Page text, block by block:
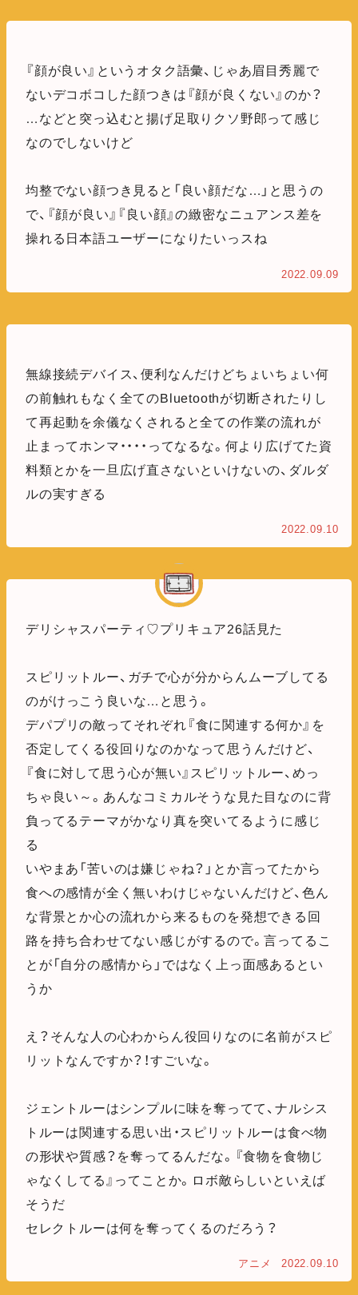
『顔が良い』というオタク語彙、じゃあ眉目秀麗で
ないデコボコした顔つきは『顔が良くない』のか？
…などと突っ込むと揚げ足取りクソ野郎って感じ
なのでしないけど
均整でない顔つき見ると「良い顔だな…」と思うの
で、『顔が良い』『良い顔』の緻密なニュアンス差を
操れる日本語ユーザーになりたいっスね
2022.09.09
無線接続デバイス、便利なんだけどちょいちょい何
の前触れもなく全てのBluetoothが切断されたりし
て再起動を余儀なくされると全ての作業の流れが
止まってホンマ・・・・ってなるな。何より広げてた資
料類とかを一旦広げ直さないといけないの、ダルダ
ルの実すぎる
2022.09.10
デリシャスパーティ♡プリキュア26話見た
スピリットルー、ガチで心が分からんムーブしてる
のがけっこう良いな…と思う。
デパプリの敵ってそれぞれ『食に関連する何か』を
否定してくる役回りなのかなって思うんだけど、
『食に対して思う心が無い』スピリットルー、めっ
ちゃ良い～。あんなコミカルそうな見た目なのに背
負ってるテーマがかなり真を突いてるように感じ
る
いやまあ「苦いのは嫌じゃね？」とか言ってたから
食への感情が全く無いわけじゃないんだけど、色ん
な背景とか心の流れから来るものを発想できる回
路を持ち合わせてない感じがするので。言ってるこ
とが「自分の感情から」ではなく上っ面感あるとい
うか
え？そんな人の心わからん役回りなのに名前がスピ
リットなんですか？！すごいな。
ジェントルーはシンプルに味を奪ってて、ナルシス
トルーは関連する思い出・スピリットルーは食べ物
の形状や質感？を奪ってるんだな。『食物を食物じ
ゃなくしてる』ってことか。ロボ敵らしいといえば
そうだ
セレクトルーは何を奪ってくるのだろう？
アニメ 2022.09.10